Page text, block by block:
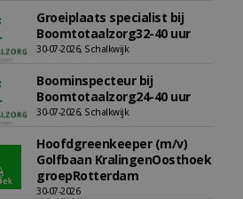
Groeiplaats specialist bij
Boomtotaalzorg32-40 uur
30-07-2026, Schalkwijk
Boominspecteur bij
Boomtotaalzorg24-40 uur
30-07-2026, Schalkwijk
Hoofdgreenkeeper (m/v)
Golfbaan KralingenOosthoek
groepRotterdam
30-07-2026